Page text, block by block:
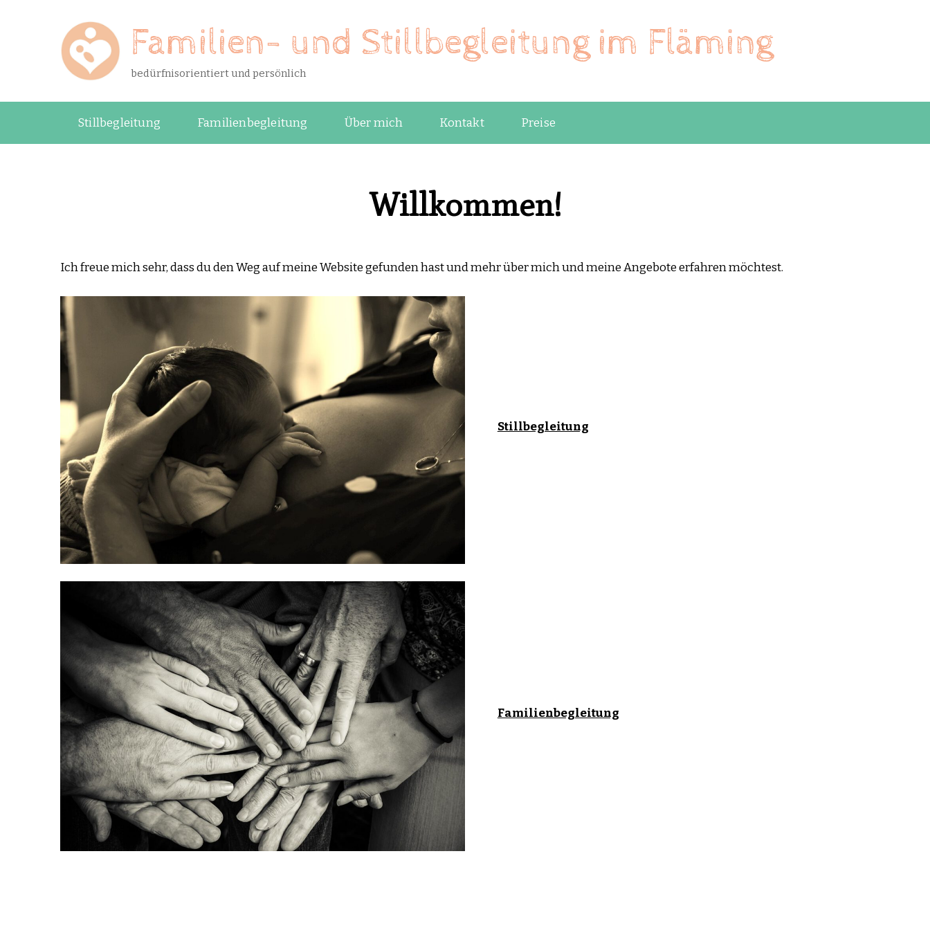
Familien- und Stillbegleitung im Fläming
bedürfnisorientiert und persönlich
Stillbegleitung Familienbegleitung Über mich Kontakt Preise
Willkommen!
Ich freue mich sehr, dass du den Weg auf meine Website gefunden hast und mehr über mich und meine Angebote erfahren möchtest.
Stillbegleitung
Familienbegleitung